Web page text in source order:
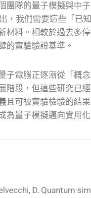
團隊的量子模擬與中
，我們需要這些「已
材料。相較於過去多
的實驗驗證基準。
子電腦正逐漸從「概
階段，但這些研究已
且可被實驗檢驗的結
為量子模擬邁向實用化
D. Quantum